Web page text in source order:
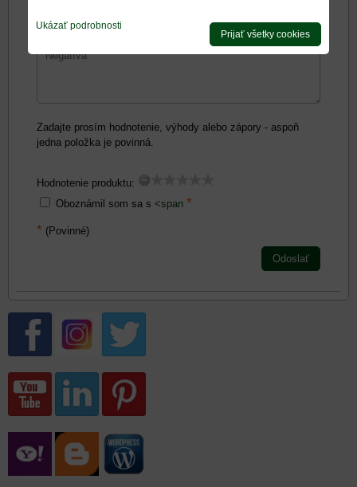
Negatíva:
Zadajte prosím hodnotenie, výhody alebo zápory - aspoň
jedna položka je povinná.
Hodnotenie produktu:
Oboznámil som sa s <span *
* (Povinné)
Odoslať
Ukázať podrobnosti
Prijať všetky cookies